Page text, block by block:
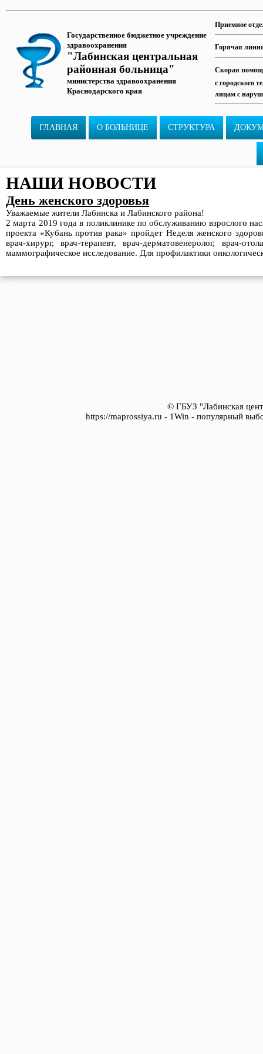
Государственное бюджетное учреждение
здравоохранения
"Лабинская центральная
районная больница"
министерства здравоохранения
Краснодарского края
Приемное
Горячая
Скорая
с городского
лицам с
ГЛАВНАЯ О БОЛЬНИЦЕ СТРУКТУРА
НАШИ НОВОСТИ
День женского здоровья
Уважаемые жители Лабинска и Лабинского района!
2 марта 2019 года в поликлинике по обслуживанию взрослого
проекта «Кубань против рака» пройдет Неделя женского
врач-хирург, врач-терапевт, врач-дерматовенеролог, врач-
маммографическое исследование. Для профилактики
© ГБУЗ "Лабинская
https://maprossiya.ru - 1Win - популярный